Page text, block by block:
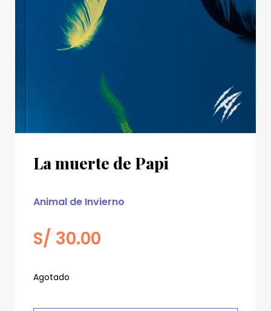
La muerte de Papi
Animal de Invierno
S/ 30.00
Agotado